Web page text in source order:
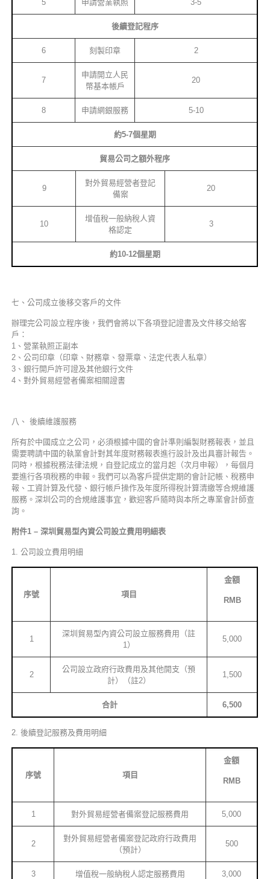
5 申請營業執照 3-5
後續登記程序
6 刻製印章 2
7
申請開立人民
幣基本帳戶
20
8 申請網銀服務 5-10
約5-7個星期
貿易公司之額外程序
9
對外貿易經營者登記
備案
20
10
增值稅一般納稅人資
格認定
3
約10-12個星期
七、公司成立後移交客戶的文件
辦理完公司設立程序後，我們會將以下各項登記證書及文件移交給客
戶：
1、營業執照正副本
2、公司印章（印章、財務章、發票章、法定代表人私章）
3、銀行開戶許可證及其他銀行文件
4、對外貿易經營者備案相關證書
八、 後續維護服務
所有於中國成立之公司，必須根據中國的會計準則編製財務報表，並且
需要聘請中國的執業會計對其年度財務報表進行設計及出具審計報告。
同時，根據稅務法律法規，自登記成立的當月起（次月申報），每個月
要進行各項稅務的申報。我們可以為客戶提供定期的會計記帳、稅務申
報、工資計算及代發、銀行帳戶操作及年度所得稅計算清繳等合規維護
服務。深圳公司的合規維護事宜，歡迎客戶隨時與本所之專業會計師查
詢。
附件1 – 深圳貿易型內資公司設立費用明細表
1. 公司設立費用明細
序號 項目
金額
RMB
1
深圳貿易型內資公司設立服務費用（註
1）
5,000
2
公司設立政府行政費用及其他開支（預
計）（註2）
1,500
合計 6,500
2. 後續登記服務及費用明細
序號 項目
金額
RMB
1 對外貿易經營者備案登記服務費用 5,000
2
對外貿易經營者備案登記政府行政費用
（預計）
500
3 增值稅一般納稅人認定服務費用 3,000